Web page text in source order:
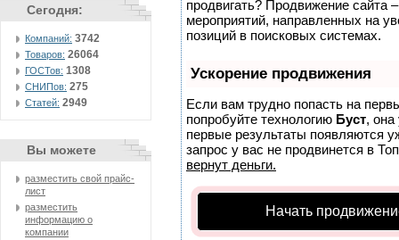
Сегодня:
Компаний: 3742
Товаров: 26064
ГОСТов: 1308
СНИПов: 275
Статей: 2949
Вы можете
разместить свой прайс-
лист
разместить
информацию о
компании
продвигать? Продвижение сайта
мероприятий, направленных на
позиций в поисковых системах.
Ускорение продвижения
Если вам трудно попасть на
попробуйте технологию Буст, она
первые результаты появляются
запрос у вас не продвинется в
вернут деньги.
Начать